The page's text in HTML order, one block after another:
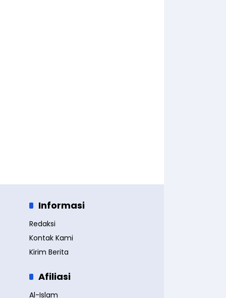
Informasi
Redaksi
Kontak Kami
Kirim Berita
Afiliasi
Al-Islam